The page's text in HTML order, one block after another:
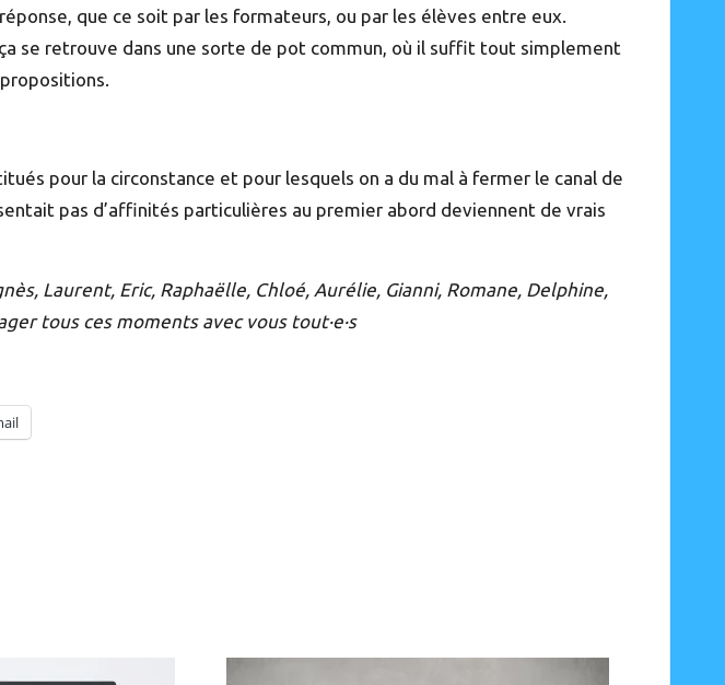
que ce soit par les formateurs, ou par les élèves entre eux.
se retrouve dans une sorte de pot commun, où il suffit tout simplement
pour la circonstance et pour lesquels on a du mal à fermer le canal de
pas d’affinités particulières au premier abord deviennent de vrais
Laurent, Eric, Raphaëlle, Chloé, Aurélie, Gianni, Romane, Delphine,
tous ces moments avec vous tout·e·s